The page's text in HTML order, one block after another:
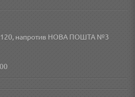
120, напротив НОВА ПОШТА №3